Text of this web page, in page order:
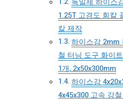
독일제 하이스
1.25T 고경도 회칼
칼 제작
하이스강 2mm
철 터닝 도구 화이
1개, 2x50x300mm
하이스강
4x45x300 고속 강